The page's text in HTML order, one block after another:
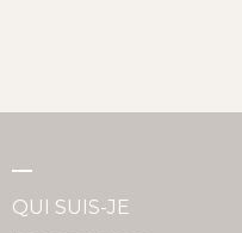
QUI SUIS-JE